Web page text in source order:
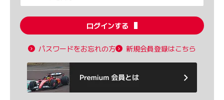
ログインする
パスワードをお忘れの方 新規会員登録はこちら